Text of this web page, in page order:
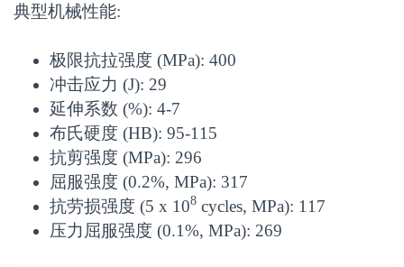
典型机械性能:
极限抗拉强度 (MPa): 400
冲击应力 (J): 29
延伸系数 (%): 4-7
布氏硬度 (HB): 95-115
抗剪强度 (MPa): 296
屈服强度 (0.2%, MPa): 317
抗劳损强度 (5 x 108 cycles, MPa): 117
压力屈服强度 (0.1%, MPa): 269